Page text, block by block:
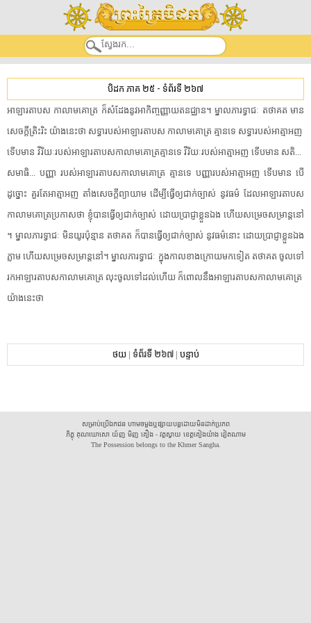
បិដក ភាគ ២៥ - ទំព័រទី ២៦៧
​អាឡារតាបស​ ​កាលាម​គោត្រ​ ​ក៏​សំដែង​នូវ​អា​កិ​ញ្ចញ្ញា​យតន​ជ្ឈាន​។​ ​ម្នាល​ភារ​ទ្វា​ជៈ​ ​តថាគត​ ​មាន​
សេចក្តី​ត្រិះរិះ​ ​យ៉ាងនេះ​ថា​ ​សទ្ធា​របស់​អាឡារតាបស​ ​កាលាម​គោត្រ​ ​គ្មាន​ទេ​ ​សទ្ធា​របស់​អាត្មាអញ​ ​
ទើប​មាន​ ​វីរិយៈ​របស់​អាឡារតាបស​កាលាម​គោត្រ​គ្មាន​ទេ​ ​វីរិយៈ​របស់​អាត្មាអញ​ ​ទើប​មាន​ ​សតិ​.​.​.​ ​
សមាធិ​.​.​.​ ​បញ្ញា​ ​របស់​អាឡារតាបស​កាលាម​គោត្រ​ ​គ្មាន​ទេ​ ​បញ្ញា​របស់​អាត្មាអញ​ ​ទើប​មាន​ ​បើ​
ដូច្នោះ​ ​គួរតែ​អាត្មាអញ​ ​តាំង​សេចក្តី​ព្យាយាម​ ​ដើម្បី​ធ្វើឲ្យ​ជាក់ច្បាស់​ ​នូវ​ធម៌​ ​ដែល​អាឡារតាបស​
កាលាម​គោត្រ​ប្រកាស​ថា​ ​ខ្ញុំ​បាន​ធ្វើឲ្យ​ជាក់ច្បាស់​ ​ដោយ​ប្រាជ្ញា​ខ្លួនឯង​ ​ហើយ​សម្រេចសម្រាន្ត​នៅ​
។​ ​ម្នាល​ភារ​ទ្វា​ជៈ​ ​មិនយូរ​ប៉ុន្មាន​ ​តថាគត​ ​ក៏បាន​ធ្វើឲ្យ​ជាក់ច្បាស់​ ​នូវ​ធម៌​នោះ​ ​ដោយ​ប្រាជ្ញា​ខ្លួនឯង​
ភ្លាម​ ​ហើយ​សម្រេចសម្រាន្ត​នៅ​។​ ​ម្នាល​ភារ​ទ្វា​ជៈ​ ​ក្នុង​កាល​ខាងក្រោយ​មក​ទៀត​ ​តថាគត​ ​ចូល​ទៅ​
រក​អាឡារតាបស​កាលាម​គោត្រ​ ​លុះ​ចូល​ទៅដល់​ហើយ​ ​ក៏​ពោល​នឹង​អាឡារតាបស​កាលាម​គោត្រ​ ​
យ៉ាងនេះ​ថា​ ​
ថយ| ទំព័រទី ២៦៧| បន្ទាប់
សម្រាប់ប្រើឯកជន ហាមចម្លងឬផ្សាយបន្តដោយមិនដាក់ប្រភព
ភិក្ខុ គុណឃោសោ យ័ញ មិញ គឿង - វត្តស្វាយ ខេត្តគៀងយ៉ាង វៀតណាម
The Possession belongs to the Khmer Sangha.